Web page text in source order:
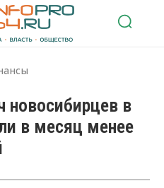
новосибирцев в
в месяц менее